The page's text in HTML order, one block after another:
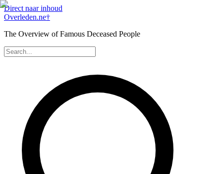
Direct naar inhoud
Overleden.ne†
The Overview of Famous Deceased People